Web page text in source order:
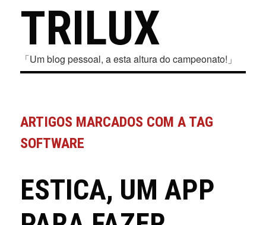
TRILUX
「Um blog pessoal, a esta altura do campeonato!」
ARTIGOS MARCADOS COM A TAG
SOFTWARE
ESTICA, UM APP